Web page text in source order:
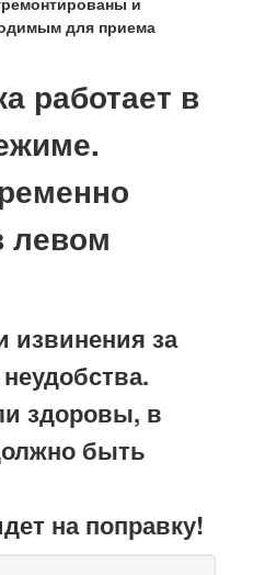
для приема
работает в
левом
извинения за
здоровы, в
быть
на поправку!